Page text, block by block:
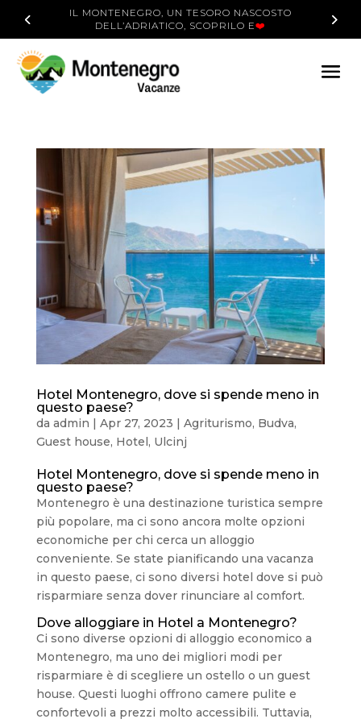
IL MONTENEGRO, UN TESORO NASCOSTO
DELL’ADRIATICO, SCOPRILO E❤️
Hotel Montenegro, dove si spende meno in
questo paese?
da admin Apr 27, 2023 Agriturismo, Budva,
Guest house, Hotel , Ulcinj
Hotel Montenegro, dove si spende meno in
questo paese?
Montenegro è una destinazione turistica sempre
più popolare, ma ci sono ancora molte opzioni
economiche per chi cerca un alloggio
conveniente. Se state pianificando una vacanza
in questo paese, ci sono diversi hotel dove si può
risparmiare senza dover rinunciare al comfort.
Dove alloggiare in Hotel a Montenegro?
Ci sono diverse opzioni di alloggio economico a
Montenegro, ma uno dei migliori modi per
risparmiare è di scegliere un ostello o un guest
house. Questi luoghi offrono camere pulite e
confortevoli a prezzi molto accessibili. Tuttavia,